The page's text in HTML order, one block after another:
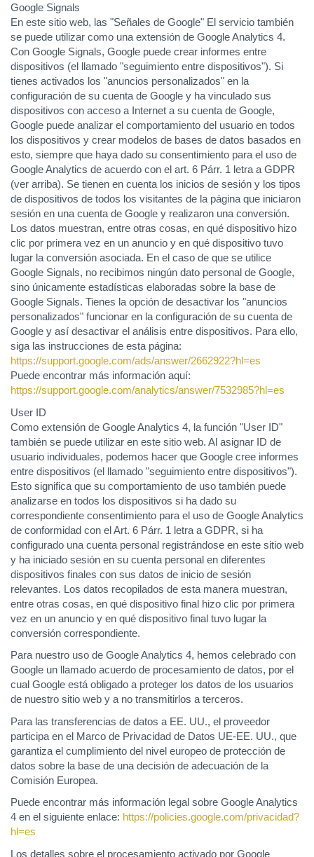
Google Signals
En este sitio web, las "Señales de Google" El servicio también
se puede utilizar como una extensión de Google Analytics 4.
Con Google Signals, Google puede crear informes entre
dispositivos (el llamado "seguimiento entre dispositivos"). Si
tienes activados los "anuncios personalizados" en la
configuración de su cuenta de Google y ha vinculado sus
dispositivos con acceso a Internet a su cuenta de Google,
Google puede analizar el comportamiento del usuario en todos
los dispositivos y crear modelos de bases de datos basados ​​en
esto, siempre que haya dado su consentimiento para el uso de
Google Analytics de acuerdo con el art. 6 Párr. 1 letra a GDPR
(ver arriba). Se tienen en cuenta los inicios de sesión y los tipos
de dispositivos de todos los visitantes de la página que iniciaron
sesión en una cuenta de Google y realizaron una conversión.
Los datos muestran, entre otras cosas, en qué dispositivo hizo
clic por primera vez en un anuncio y en qué dispositivo tuvo
lugar la conversión asociada. En el caso de que se utilice
Google Signals, no recibimos ningún dato personal de Google,
sino únicamente estadísticas elaboradas sobre la base de
Google Signals. Tienes la opción de desactivar los "anuncios
personalizados" funcionar en la configuración de su cuenta de
Google y así desactivar el análisis entre dispositivos. Para ello,
siga las instrucciones de esta página:
https://support.google.com/ads/answer/2662922?hl=es
Puede encontrar más información aquí:
https://support.google.com/analytics/answer/7532985?hl=es
User ID
Como extensión de Google Analytics 4, la función "User ID"
también se puede utilizar en este sitio web. Al asignar ID de
usuario individuales, podemos hacer que Google cree informes
entre dispositivos (el llamado "seguimiento entre dispositivos").
Esto significa que su comportamiento de uso también puede
analizarse en todos los dispositivos si ha dado su
correspondiente consentimiento para el uso de Google Analytics
de conformidad con el Art. 6 Párr. 1 letra a GDPR, si ha
configurado una cuenta personal registrándose en este sitio web
y ha iniciado sesión en su cuenta personal en diferentes
dispositivos finales con sus datos de inicio de sesión
relevantes. Los datos recopilados de esta manera muestran,
entre otras cosas, en qué dispositivo final hizo clic por primera
vez en un anuncio y en qué dispositivo final tuvo lugar la
conversión correspondiente.
Para nuestro uso de Google Analytics 4, hemos celebrado con
Google un llamado acuerdo de procesamiento de datos, por el
cual Google está obligado a proteger los datos de los usuarios
de nuestro sitio web y a no transmitirlos a terceros.
Para las transferencias de datos a EE. UU., el proveedor
participa en el Marco de Privacidad de Datos UE-EE. UU., que
garantiza el cumplimiento del nivel europeo de protección de
datos sobre la base de una decisión de adecuación de la
Comisión Europea.
Puede encontrar más información legal sobre Google Analytics
4 en el siguiente enlace: https://policies.google.com/privacidad?
hl=es
Los detalles sobre el procesamiento activado por Google